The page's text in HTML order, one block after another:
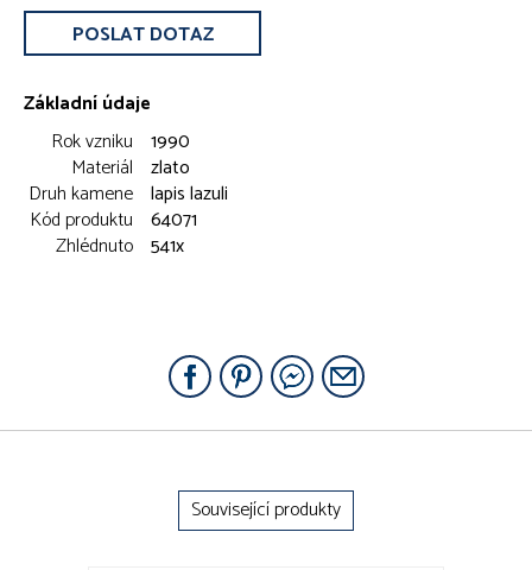
POSLAT DOTAZ
Základní údaje
Rok vzniku 1990
Materiál zlato
Druh kamene lapis lazuli
Kód produktu 64071
Zhlédnuto 541x
Související produkty